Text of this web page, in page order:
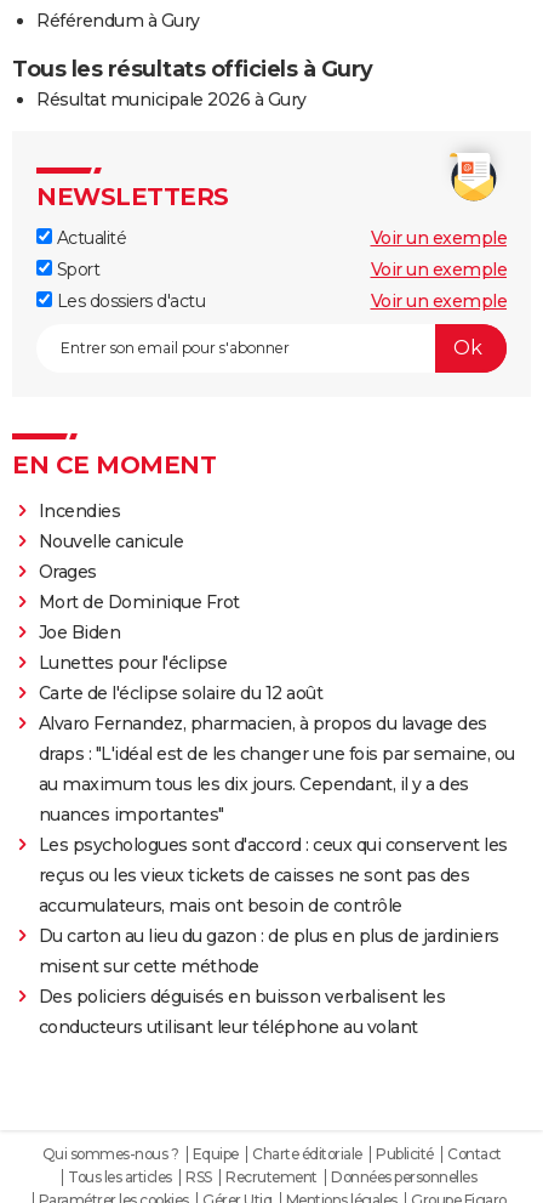
Référendum à Gury
Tous les résultats officiels à Gury
Résultat municipale 2026 à Gury
NEWSLETTERS
Actualité
Voir un exemple
Sport
Voir un exemple
Les dossiers d'actu
Voir un exemple
EN CE MOMENT
Incendies
Nouvelle canicule
Orages
Mort de Dominique Frot
Joe Biden
Lunettes pour l'éclipse
Carte de l'éclipse solaire du 12 août
Alvaro Fernandez, pharmacien, à propos du lavage des
draps : "L'idéal est de les changer une fois par semaine, ou
au maximum tous les dix jours. Cependant, il y a des
nuances importantes"
Les psychologues sont d'accord : ceux qui conservent les
reçus ou les vieux tickets de caisses ne sont pas des
accumulateurs, mais ont besoin de contrôle
Du carton au lieu du gazon : de plus en plus de jardiniers
misent sur cette méthode
Des policiers déguisés en buisson verbalisent les
conducteurs utilisant leur téléphone au volant
Qui sommes-nous ? Equipe Charte éditoriale Publicité
Contact
Tous les articles
RSS Recrutement
Données personnelles